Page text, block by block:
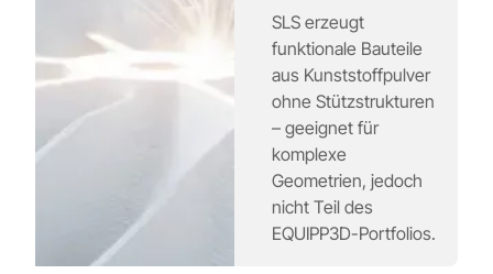
SLS erzeugt
funktionale Bauteile
aus Kunststoffpulver
ohne Stützstrukturen
– geeignet für
komplexe
Geometrien, jedoch
nicht Teil des
EQUIPP3D-Portfolios.